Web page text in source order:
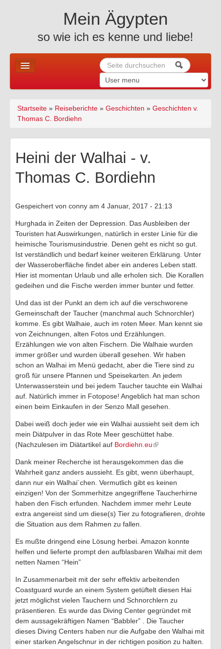
Mein Ägypten
so wie ich es kenne und liebe!
Suchformular
Suche
News u. mehr ..
Allgemeines
Holiday
Altes Ägypten
TV-Tipps
Feiertage 2026
Ich ..
Sie sind hier
Startseite » Reiseberichte » Geschichten » Geschichten v.
Thomas C. Bordiehn
Heini der Walhai - v.
Thomas C. Bordiehn
Gespeichert von conny am 4 Januar, 2017 - 21:13
Hurghada in Zeiten der Depression. Das Ausbleiben der
Touristen hat Auswirkungen, natürlich in erster Linie für die
heimische Tourismusindustrie. Denen geht es nicht so gut.
Ist verständlich und bedarf keiner weiteren Erklärung. Unter
der Wasseroberfläche findet aber ein anderes Leben statt.
Hier ist momentan Urlaub und alle erholen sich. Die Korallen
gedeihen und die Fische werden immer bunter und fetter.
Und das ist der Punkt an dem ich auf die verschworene
Gemeinschaft der Taucher (manchmal auch Schnorchler)
komme. Es gibt Walhaie, auch im roten Meer. Man kennt sie
von Zeichnungen, alten Fotos und Erzählungen.
Erzählungen wie von alten Fischern. Die Walhaie wurden
immer größer und wurden überall gesehen. Wir haben
schon an Walhai im Menü gedacht, aber die Tiere sind zu
groß für unsere Pfannen und Speisekarten. An jedem
Unterwasserstein und bei jedem Taucher tauchte ein Walhai
auf. Natürlich immer in Fotopose! Angeblich hat man schon
einen beim Einkaufen in der Senzo Mall gesehen.
Dabei weiß doch jeder wie ein Walhai aussieht seit dem ich
mein Diätpulver in das Rote Meer geschüttet habe.
(Nachzulesen im Diätartikel auf Bordiehn.eu
Dank meiner Recherche ist herausgekommen das die
Wahrheit ganz anders aussieht. Es gibt, wenn überhaupt,
dann nur ein Walhai´chen. Vermutlich gibt es keinen
einzigen! Von der Sommerhitze angegriffene Taucherhirne
haben den Fisch erfunden. Nachdem immer mehr Leute
extra angereist sind um diese(s) Tier zu fotografieren, drohte
die Situation aus dem Rahmen zu fallen.
Es mußte dringend eine Lösung herbei. Amazon konnte
helfen und lieferte prompt den aufblasbaren Walhai mit dem
netten Namen “Hein”
In Zusammenarbeit mit der sehr effektiv arbeitenden
Coastguard wurde an einem System getüftelt diesen Hai
jetzt möglichst vielen Tauchern und Schnorchlern zu
präsentieren. Es wurde das Diving Center gegründet mit
dem aussagekräftigen Namen “Babbler” . Die Taucher
dieses Diving Centers haben nur die Aufgabe den Walhai mit
einer starken Angelschnur in der richtigen position zu halten.